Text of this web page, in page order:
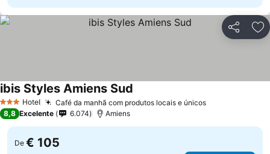
Partilhar
3 EstrelasHotel Café da manhã com produtos locais e únicos
ibis Styles Amiens Sud
8,8 Excelente 6.074 Amiens
De € 105